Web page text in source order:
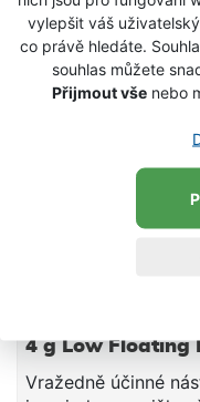
vylepšit váš
co právě hledáte.
souhlas můžete
Přijmout vše nebo
4 g Low Floating
Vražedně účinné